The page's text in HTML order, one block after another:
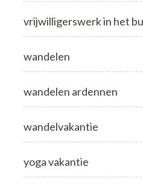
vrijwilligerswerk in het
wandelen
wandelen ardennen
wandelvakantie
yoga vakantie